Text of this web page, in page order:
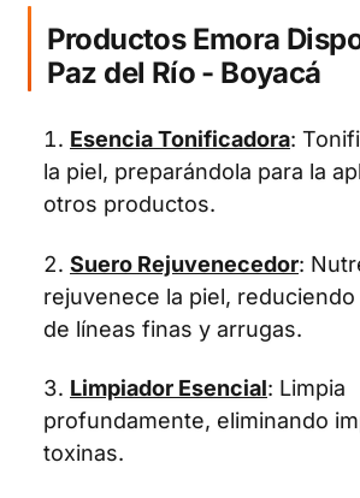
Productos Emora
Paz del Río - Boyacá
Esencia Tonificadora:
la piel, preparándola para la
otros productos.
Suero Rejuvenecedor:
rejuvenece la piel, reduciendo
de líneas finas y arrugas.
Limpiador Esencial: Limpia
profundamente, eliminando
toxinas.